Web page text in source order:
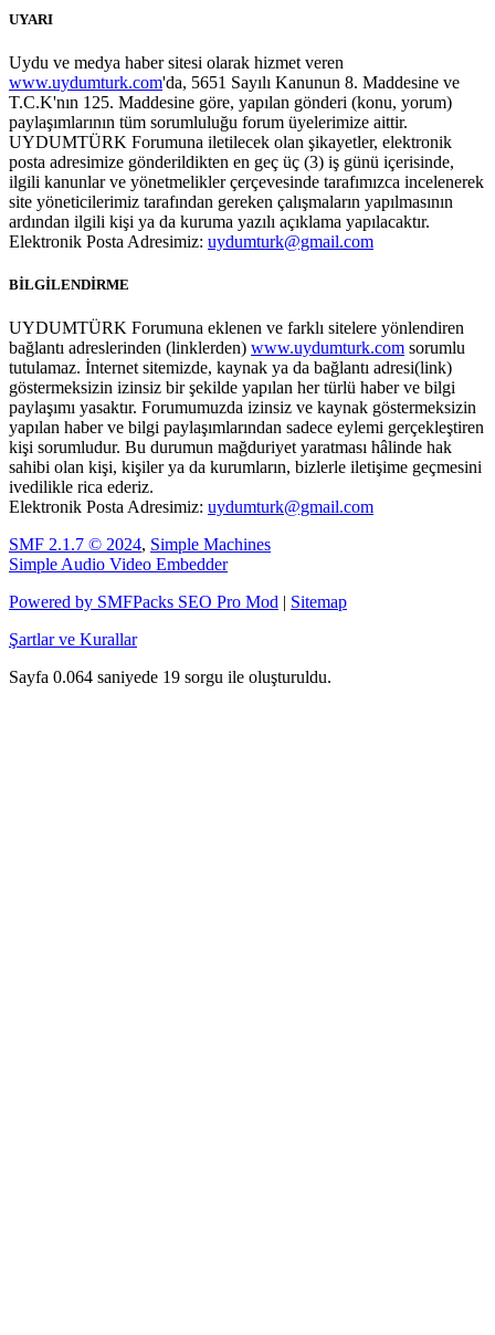
UYARI
Uydu ve medya haber sitesi olarak hizmet veren
www.uydumturk.com'da, 5651 Sayılı Kanunun 8. Maddesine ve
T.C.K'nın 125. Maddesine göre, yapılan gönderi (konu, yorum)
paylaşımlarının tüm sorumluluğu forum üyelerimize aittir.
UYDUMTÜRK Forumuna iletilecek olan şikayetler, elektronik
posta adresimize gönderildikten en geç üç (3) iş günü içerisinde,
ilgili kanunlar ve yönetmelikler çerçevesinde tarafımızca incelenerek
site yöneticilerimiz tarafından gereken çalışmaların yapılmasının
ardından ilgili kişi ya da kuruma yazılı açıklama yapılacaktır.
Elektronik Posta Adresimiz: uydumturk@gmail.com
BİLGİLENDİRME
UYDUMTÜRK Forumuna eklenen ve farklı sitelere yönlendiren
bağlantı adreslerinden (linklerden) www.uydumturk.com sorumlu
tutulamaz. İnternet sitemizde, kaynak ya da bağlantı adresi(link)
göstermeksizin izinsiz bir şekilde yapılan her türlü haber ve bilgi
paylaşımı yasaktır. Forumumuzda izinsiz ve kaynak göstermeksizin
yapılan haber ve bilgi paylaşımlarından sadece eylemi gerçekleştiren
kişi sorumludur. Bu durumun mağduriyet yaratması hâlinde hak
sahibi olan kişi, kişiler ya da kurumların, bizlerle iletişime geçmesini
ivedilikle rica ederiz.
Elektronik Posta Adresimiz: uydumturk@gmail.com
SMF 2.1.7 © 2024, Simple Machines
Simple Audio Video Embedder
Powered by SMFPacks SEO Pro Mod | Sitemap
Şartlar ve Kurallar
Sayfa 0.064 saniyede 19 sorgu ile oluşturuldu.